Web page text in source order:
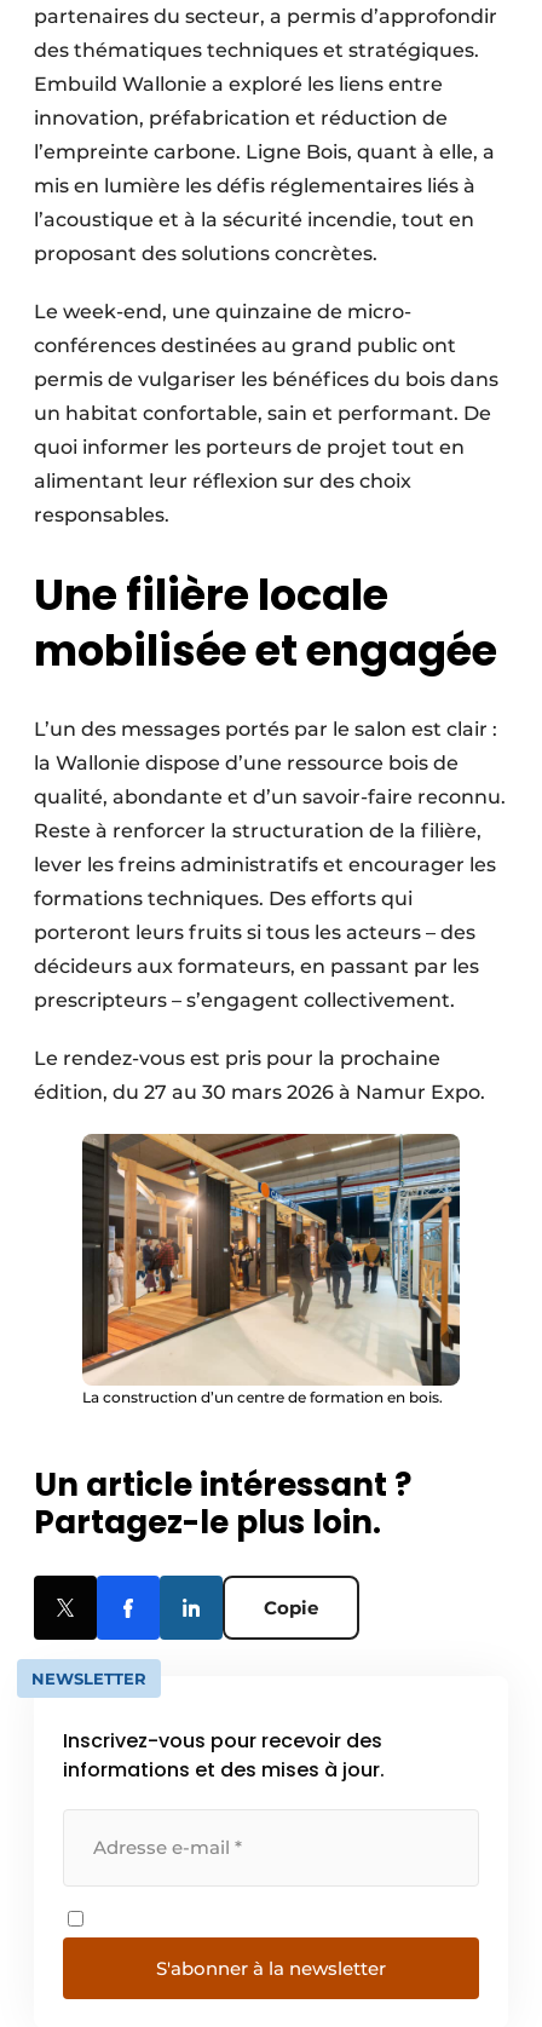
partenaires du secteur, a permis d’approfondir
des thématiques techniques et stratégiques.
Embuild Wallonie a exploré les liens entre
innovation, préfabrication et réduction de
l’empreinte carbone. Ligne Bois, quant à elle, a
mis en lumière les défis réglementaires liés à
l’acoustique et à la sécurité incendie, tout en
proposant des solutions concrètes.
Le week-end, une quinzaine de micro-
conférences destinées au grand public ont
permis de vulgariser les bénéfices du bois dans
un habitat confortable, sain et performant. De
quoi informer les porteurs de projet tout en
alimentant leur réflexion sur des choix
responsables.
Une filière locale
mobilisée et engagée
L’un des messages portés par le salon est clair :
la Wallonie dispose d’une ressource bois de
qualité, abondante et d’un savoir-faire reconnu.
Reste à renforcer la structuration de la filière,
lever les freins administratifs et encourager les
formations techniques. Des efforts qui
porteront leurs fruits si tous les acteurs – des
décideurs aux formateurs, en passant par les
prescripteurs – s’engagent collectivement.
Le rendez-vous est pris pour la prochaine
édition, du 27 au 30 mars 2026 à Namur Expo.
La construction d’un centre de formation en bois.
Un article intéressant ?
Partagez-le plus loin.
Copie
NEWSLETTER
Inscrivez-vous pour recevoir des
informations et des mises à jour.
S'abonner à la newsletter